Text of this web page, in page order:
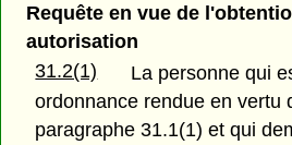
Requête en vue de
autorisation
31.2(1)
La personne qui
ordonnance rendue en vertu
paragraphe 31.1(1) et qui